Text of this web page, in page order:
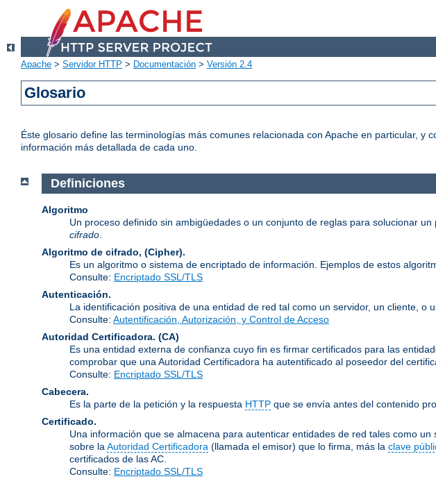
Apache > Servidor HTTP > Documentación > Versión 2.4
Glosario
Éste glosario define las terminologías más comunes relacionada con Apache en particular,
información más detallada de cada uno.
Definiciones
Algoritmo
Un proceso definido sin ambigüedades o un conjunto de reglas para solucionar
cifrado
Algoritmo de cifrado, (Cipher).
Es un algoritmo o sistema de encriptado de información. Ejemplos de estos
Consulte: Encriptado SSL/TLS
Autenticación.
La identificación positiva de una entidad de red tal como un servidor, un cliente, o
Consulte: Autentificación, Autorización, y Control de Acceso
Autoridad Certificadora. (CA)
Es una entidad externa de confianza cuyo fin es firmar certificados para las
comprobar que una Autoridad Certificadora ha autentificado al poseedor del
Consulte: Encriptado SSL/TLS
Cabecera.
Es la parte de la petición y la respuesta HTTP que se envía antes del contenido
Certificado.
Una información que se almacena para autenticar entidades de red tales como
sobre la Autoridad Certificadora (llamada el emisor) que lo firma, más la clave
certificados de las AC.
Consulte: Encriptado SSL/TLS